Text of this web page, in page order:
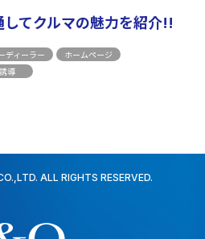
してクルマの魅力を紹介!!
ディーラー
ホームページ
誘導
ALL RIGHTS RESERVED.